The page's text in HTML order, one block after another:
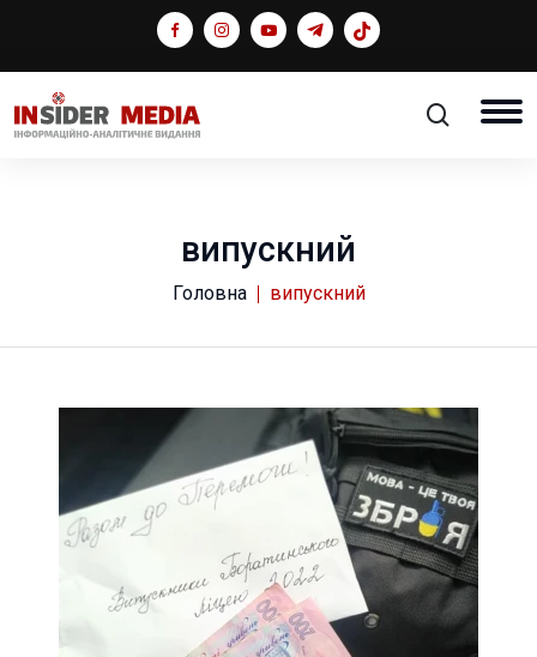
випускний
Головна випускний